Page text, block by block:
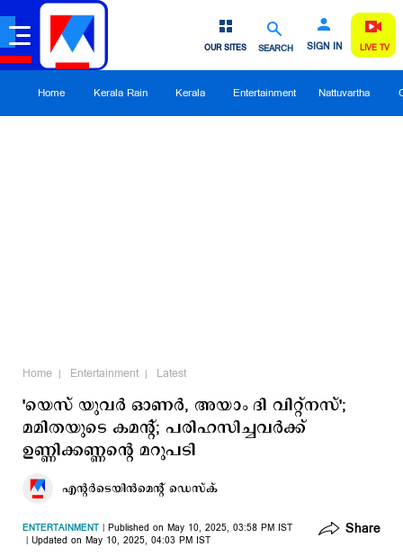
SEARCH SIGN IN
OUR SITES LIVE TV
Home Kerala Rain Kerala Entertainment Nattuvartha
Home Entertainment Latest
'യെസ് യുവര്‍ ഓണര്‍, അയാം ദി വിറ്റ്നസ്';
മമിതയുടെ കമന്‍റ്; പരിഹസിച്ചവര്‍ക്ക്
ഉണ്ണിക്കണ്ണന്‍റെ മറുപടി
എന്‍റര്‍ടെയിന്‍മെന്‍റ് ഡെസ്​ക്
ENTERTAINMENT
Published on May 10, 2025, 03:58 PM IST
Updated on May 10, 2025, 04:03 PM IST
Share